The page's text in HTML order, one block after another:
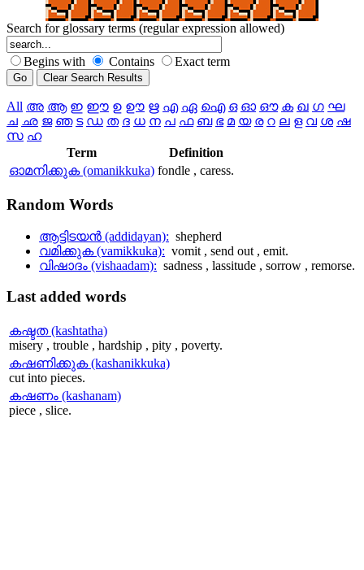
Search for glossary terms (regular expression allowed)
Begins with Contains Exact term
All അ ആ ഇ ഈ ഉ ഊ ഋ എ ഏ ഐ ഒ ഓ ഔ ക ഖ ഗ ഘ
ച ഛ ജ ഞ ട ഡ ത ദ ധ ന പ ഫ ബ ഭ മ യ ര റ ല ള വ ശ ഷ
സ ഹ
Term
Definition
ഓമനിക്കുക (omanikkuka) fondle , caress.
Random Words
ആട്ടിടയന്‍ (addidayan): shepherd
വമിക്കുക (vamikkuka): vomit , send out , emit.
വിഷാദം (vishaadam): sadness , lassitude , sorrow , remorse.
Lastadded words
കഷ്ടത (kashtatha)
misery , trouble , hardship , pity , poverty.
കഷണിക്കുക (kashanikkuka)
cut into pieces.
കഷണം (kashanam)
piece , slice.